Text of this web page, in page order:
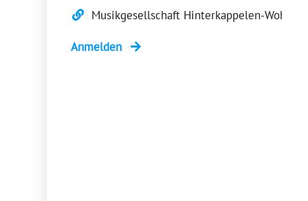
Musikgesellschaft Hinterkappelen-Wohlen (MGHW)
Anmelden